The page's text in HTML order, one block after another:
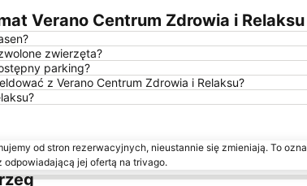
Verano Centrum Zdrowia i Relaksu
zwierzęta?
parking?
z Verano Centrum Zdrowia i Relaksu?
od stron rezerwacyjnych, nieustannie się zmieniają. To
jej ofertą na trivago.